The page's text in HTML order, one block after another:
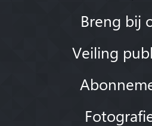
Breng bij
Veiling